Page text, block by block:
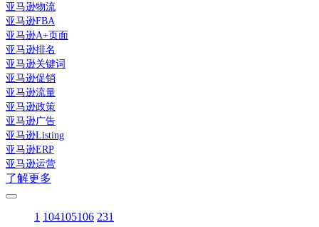
亚马逊物流
亚马逊FBA
亚马逊A+页面
亚马逊排名
亚马逊关键词
亚马逊促销
亚马逊流量
亚马逊政策
亚马逊广告
亚马逊Listing
亚马逊ERP
亚马逊运营
了解更多
1 104105106 231